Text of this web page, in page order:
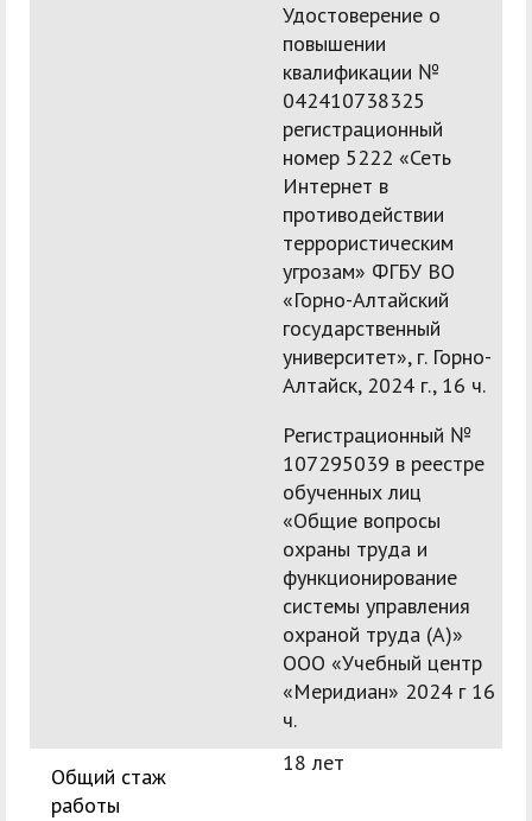
Удостоверение о
повышении
квалификации №
042410738325
регистрационный
номер 5222 «Сеть
Интернет в
противодействии
террористическим
угрозам» ФГБУ ВО
«Горно-Алтайский
государственный
университет», г. Горно-
Алтайск, 2024 г., 16 ч.
Регистрационный №
107295039 в реестре
обученных лиц
«Общие вопросы
охраны труда и
функционирование
системы управления
охраной труда (А)»
ООО «Учебный центр
«Меридиан» 2024 г 16
ч.
Общий стаж
работы
18 лет